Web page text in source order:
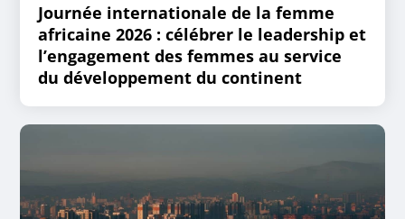
Journée internationale de la femme
africaine 2026 : célébrer le leadership et
l’engagement des femmes au service
du développement du continent